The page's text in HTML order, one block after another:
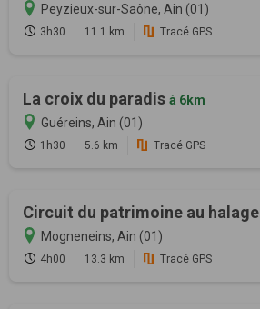
Peyzieux-sur-Saône, Ain (01)
3h30 11.1 km Tracé GPS
La croix du paradis à 6km
Guéreins, Ain (01)
1h30 5.6 km Tracé GPS
Circuit du patrimoine au halage
Mogneneins, Ain (01)
4h00 13.3 km Tracé GPS